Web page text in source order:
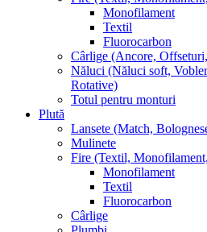
Monofilament
Textil
Fluorocarbon
Cârlige (Ancore,
Năluci (Năluci soft,
Rotative)
Totul pentru monturi
Plută
Lansete (Match,
Mulinete
Fire (Textil,
Monofilament
Textil
Fluorocarbon
Cârlige